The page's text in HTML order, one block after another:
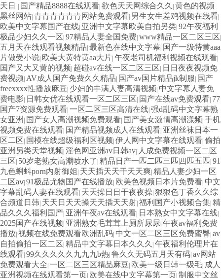
天日
| 国产精品8888在线观看| 欲色天天网综合久久 | 黄色的视频
黑丝网站| 青青青青青青网站免费观看| 男生女生差鸡视频在线看|
欧美中文字幕国产在线| 亚洲中文字幕欧美自拍另类| 92午夜福利
极品少妇久久一区| 97精品人妻全国免费| www精品一区二区三区|
五月天在线观看视频精品| 最新色在线中文字幕| 国产一级特黄aaa
片做受小说| 欧美大黄特黄aa大片| 午夜老司机福利视频在线观看|
国产又大又黄的视频| 超碰av在线一区二区三区| 日日夜夜视频免
费视频| AV成人国产免费久久精品| 国产av国片精品jk制服 | 国产
freexxxx性播放麻豆 | 少妇的丰满人妻高清视频| 中文字幕人妻免
费电影| 日韩女优在线观看一区二区三区| 国产在线av免费观看| 77
国产7资源免费观看| 一区二区三区高清在线| 强d乱码中文字幕熟
女亚洲 | 国产女人高潮视频免费观看| 国产美女激情高潮漾频| 手机
视频免费在线观看| 国产精品视频成人在线观看| 亚洲丝袜日本一
区二区| 国模在线超级福利区视频| 伊人网中文字幕在线观看| 偷拍
亚洲另类天堂视频| 淫色网亚洲av日韩av| 人成免费视频一区二区
三区| 50岁老熟女高潮喷水了 | 精品日产一匹二匹三匹四匹五匹| 91
九色蝌蚪porn内射御姐 | 天天插天天干天天爽| 精品人妻少妇一区
二区aⅴ| 91极品尤物国产在线播放| 欧美色视频日本片免费看| 中文
字幕乱码人妻在线观看| 天天操日日干夜夜操| 狠狠色丁香久久综
合频道日韩| 天天日天天操天天插天天射| 福利国产小视频合集| 精
品久久久福利国产| 亚洲午夜av在线观看| 日本熟女中文字幕在线|
2025国产在线视频| 亚洲熟女毛茸茸上厕所尿尿 | 午夜av福利免费
播放| 视频在线免费观看欧洲乱码| 中文一区二区三区免费蜜臀| av
自拍偷拍一区二区| 精品中文字幕日本久久久 | 午夜福利伦理片在
线观看| 99久久久久久九九九b热| 鲁久久无码五月天有码| av网站
免费观看大全| 一区二区三区精品麻豆 | 欧美一级日韩一级毛| 成人
亚洲视频在线观看第一页| 欧美在线中文字幕第一页| 制服中文丝